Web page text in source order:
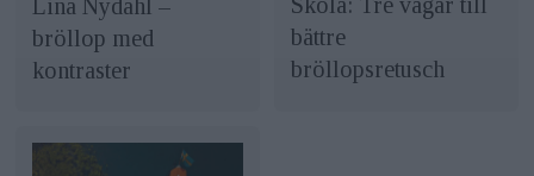
Lina Nydahl –
bröllop med
kontraster
bättre
bröllopsretusch